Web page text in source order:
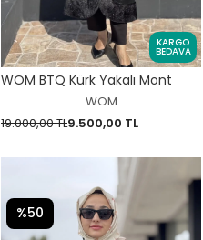
KARGO
BEDAVA
WOM BTQ Kürk Yakalı Mont
WOM
19.000,00 TL9.500,00 TL
%50